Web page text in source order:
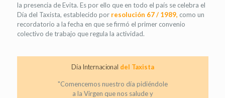
la presencia de Evita. Es por ello que en todo el país se celebra el
Día del Taxista, establecido por resolución 67 / 1989, como un
recordatorio a la fecha en que se firmó el primer convenio
colectivo de trabajo que regula la actividad.
Día Internacional del Taxista
"Comencemos nuestro día pidiéndole
a la Virgen que nos salude y